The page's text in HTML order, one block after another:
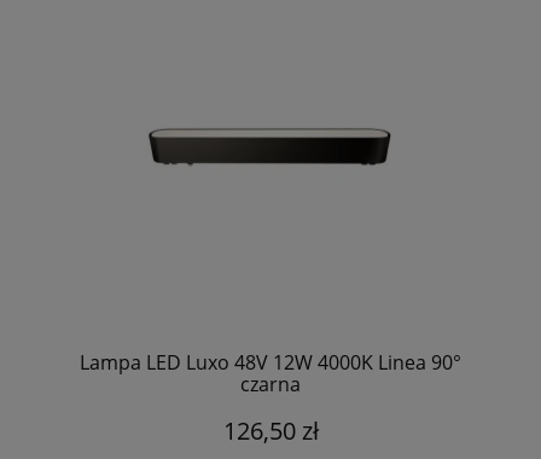
Lampa LED Luxo 48V 12W 4000K Linea 90°
czarna
126,50 zł